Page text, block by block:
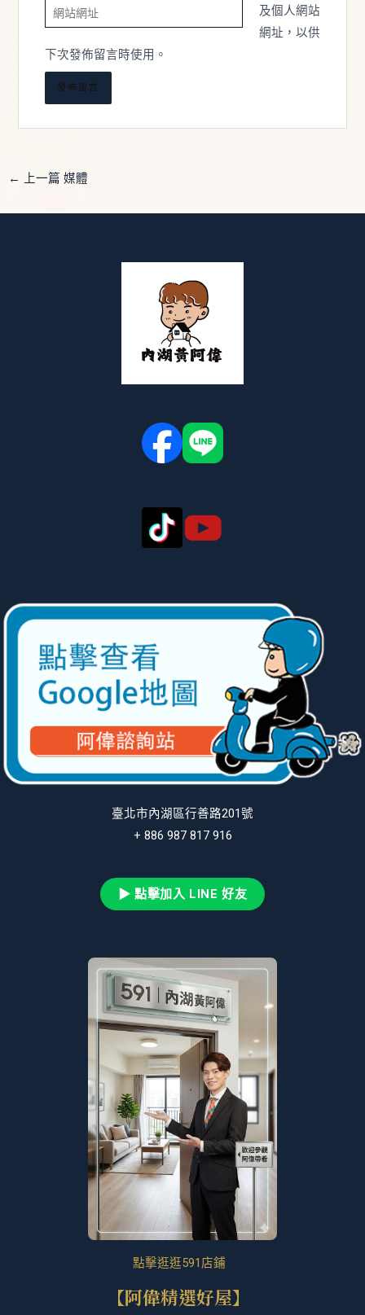
郵
件
地
址
網
站
網
址
及個人網站
網址，以供
下次發佈留言時使用。
← 上一篇 媒體
臺北市內湖區行善路201號
+ 886 987 817 916
▶ 點擊加入 LINE 好友
點擊逛逛591店鋪
【阿偉精選好屋】